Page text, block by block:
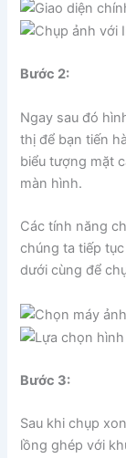
Bước 2:
Ngay sau đó
thị để bạn tiến
biểu tượng mặt
màn hình.
Các tính năng
chúng ta tiếp
dưới cùng để
Bước 3:
Sau khi chụp
lồng ghép với